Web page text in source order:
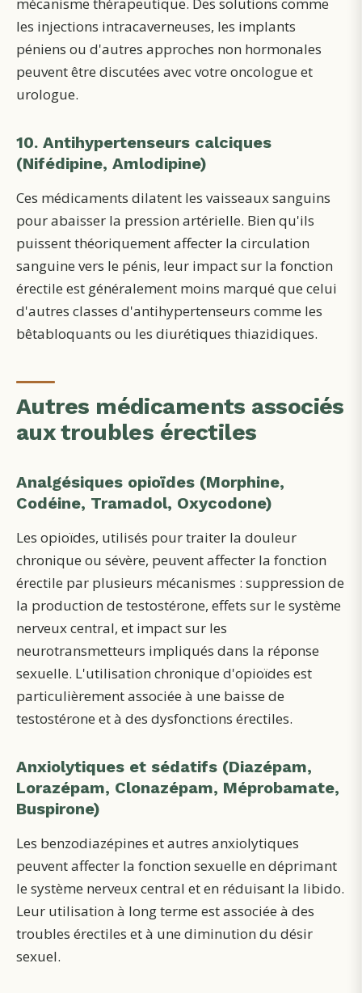
les injections intracaverneuses, les implants
péniens ou d'autres approches non hormonales
peuvent être discutées avec votre oncologue et
urologue.
10. Antihypertenseurs calciques
(Nifédipine, Amlodipine)
Ces médicaments dilatent les vaisseaux sanguins
pour abaisser la pression artérielle. Bien qu'ils
puissent théoriquement affecter la circulation
sanguine vers le pénis, leur impact sur la fonction
érectile est généralement moins marqué que celui
d'autres classes d'antihypertenseurs comme les
bêtabloquants ou les diurétiques thiazidiques.
Autres médicaments associés
aux troubles érectiles
Analgésiques opioïdes (Morphine,
Codéine, Tramadol, Oxycodone)
Les opioïdes, utilisés pour traiter la douleur
chronique ou sévère, peuvent affecter la fonction
érectile par plusieurs mécanismes : suppression de
la production de testostérone, effets sur le système
nerveux central, et impact sur les
neurotransmetteurs impliqués dans la réponse
sexuelle. L'utilisation chronique d'opioïdes est
particulièrement associée à une baisse de
testostérone et à des dysfonctions érectiles.
Anxiolytiques et sédatifs (Diazépam,
Lorazépam, Clonazépam, Méprobamate,
Buspirone)
Les benzodiazépines et autres anxiolytiques
peuvent affecter la fonction sexuelle en déprimant
le système nerveux central et en réduisant la libido.
Leur utilisation à long terme est associée à des
troubles érectiles et à une diminution du désir
sexuel.